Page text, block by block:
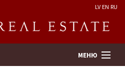
LV EN RU
МЕНЮ